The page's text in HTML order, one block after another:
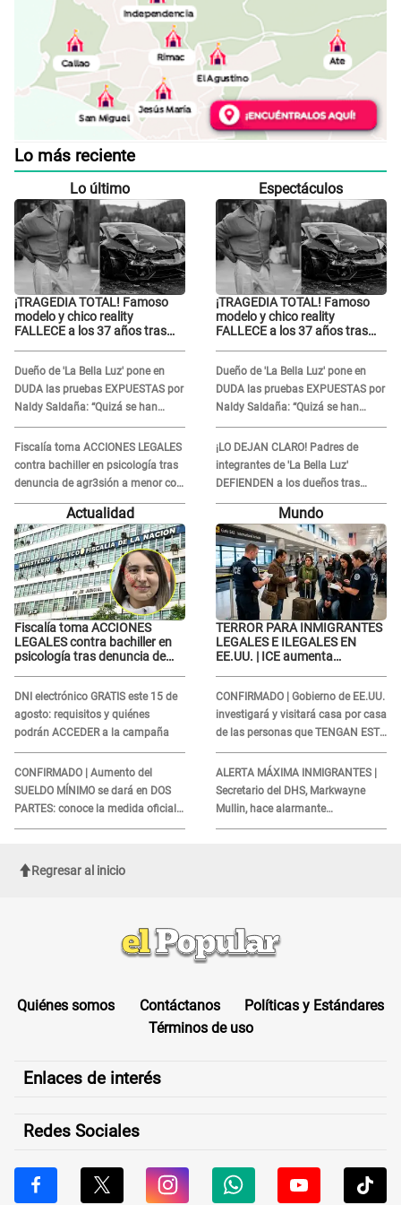
Lo más reciente
Lo último
¡TRAGEDIA TOTAL! Famoso
modelo y chico reality
FALLECE a los 37 años tras
Dueño de 'La Bella Luz' pone en
DUDA las pruebas EXPUESTAS por
Naldy Saldaña: “Quizá se han
editado...”
Fiscalía toma ACCIONES LEGALES
contra bachiller en psicología tras
denuncia de agr3sión a menor con
autismo
Espectáculos
¡TRAGEDIA TOTAL! Famoso
modelo y chico reality
FALLECE a los 37 años tras
Dueño de 'La Bella Luz' pone en
DUDA las pruebas EXPUESTAS por
Naldy Saldaña: “Quizá se han
editado...”
¡LO DEJAN CLARO! Padres de
integrantes de 'La Bella Luz'
DEFIENDEN a los dueños tras
denuncia: “Nunca vimos nada...”
Actualidad
Fiscalía toma ACCIONES
LEGALES contra bachiller en
psicología tras denuncia de
DNI electrónico GRATIS este 15 de
agosto: requisitos y quiénes
podrán ACCEDER a la campaña
CONFIRMADO | Aumento del
SUELDO MÍNIMO se dará en DOS
PARTES: conoce la medida oficial
del Ministerio de Economía
Mundo
TERROR PARA INMIGRANTES
LEGALES E ILEGALES EN
EE.UU. | ICE aumenta
CONFIRMADO | Gobierno de EE.UU.
investigará y visitará casa por casa
de las personas que TENGAN ESTE
TRABAJO
ALERTA MÁXIMA INMIGRANTES |
Secretario del DHS, Markwayne
Mullin, hace alarmante
declaración: "Ahora vamos por
Regresar al inicio
Quiénes somos Contáctanos
Políticas y Estándares
Términos de uso
Enlaces de interés
Redes Sociales